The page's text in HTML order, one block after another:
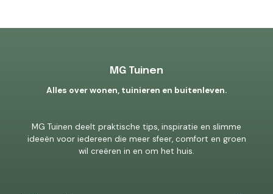
MG Tuinen
Alles over wonen, tuinieren en buitenleven.
MG Tuinen deelt praktische tips, inspiratie en slimme
ideeën voor iedereen die meer sfeer, comfort en groen
wil creëren in en om het huis.